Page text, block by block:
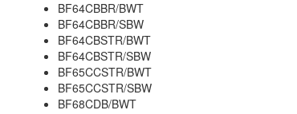
BF64CBBR/BWT
BF64CBBR/SBW
BF64CBSTR/BWT
BF64CBSTR/SBW
BF65CCSTR/BWT
BF65CCSTR/SBW
BF68CDB/BWT